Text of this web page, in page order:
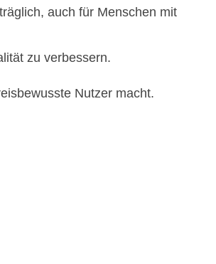
auch für Menschen mit
zu verbessern.
Nutzer macht.